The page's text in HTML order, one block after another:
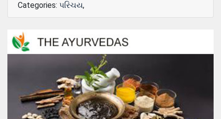
Categories: પરિચય,